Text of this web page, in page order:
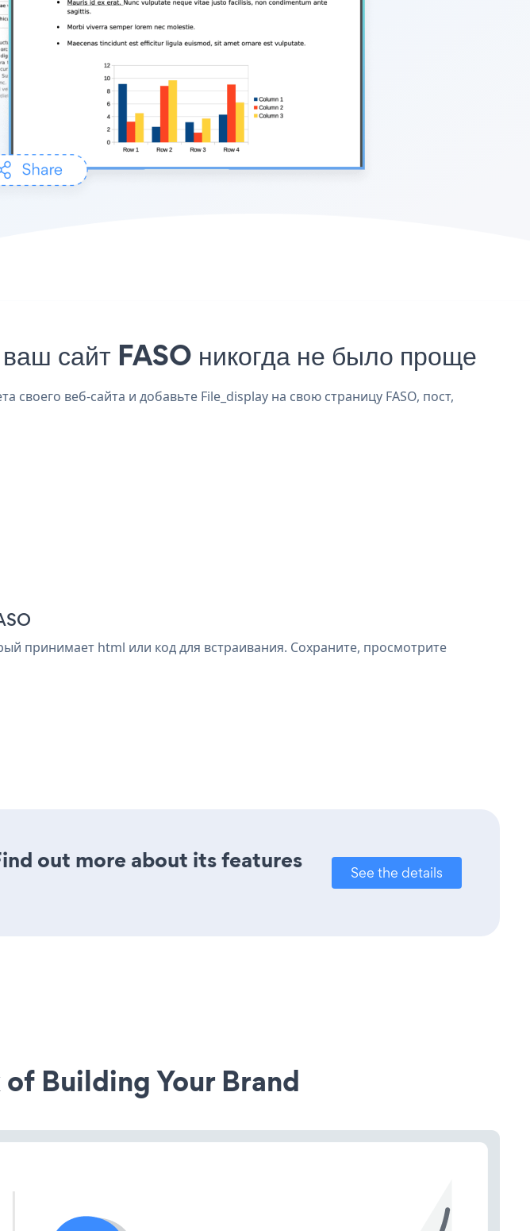
сайт FASO никогда не было проще
своего веб-сайта и добавьте File_display на свою страницу FASO, пост,
принимает html или код для встраивания. Сохраните, просмотрите
out more about its features
See the details
Building Your Brand